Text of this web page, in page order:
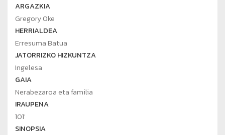
ARGAZKIA
Gregory Oke
HERRIALDEA
Erresuma Batua
JATORRIZKO HIZKUNTZA
Ingelesa
GAIA
Nerabezaroa eta familia
IRAUPENA
101'
SINOPSIA